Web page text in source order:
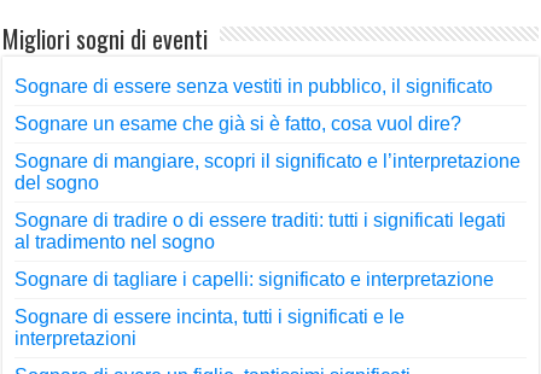
Migliori sogni di eventi
Sognare di essere senza vestiti in pubblico, il significato
Sognare un esame che già si è fatto, cosa vuol dire?
Sognare di mangiare, scopri il significato e l’interpretazione
del sogno
Sognare di tradire o di essere traditi: tutti i significati legati
al tradimento nel sogno
Sognare di tagliare i capelli: significato e interpretazione
Sognare di essere incinta, tutti i significati e le
interpretazioni